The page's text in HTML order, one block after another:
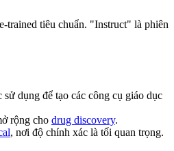
trained tiêu chuẩn. "Instruct" là phiên
dụng để tạo các công cụ giáo dục
rộng cho drug discovery.
, nơi độ chính xác là tối quan trọng.